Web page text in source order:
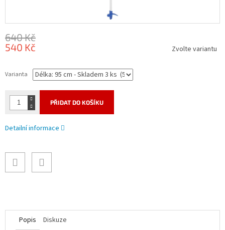
640 Kč
540 Kč
cena:
Zvolte variantu
Varianta
PŘIDAT DO KOŠÍKU
Detailní informace
Popis Diskuze